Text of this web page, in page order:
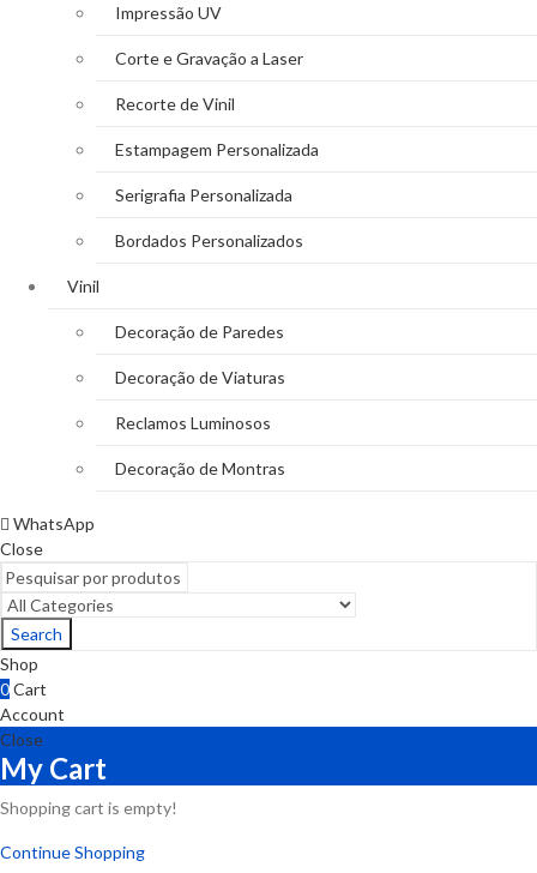
Impressão UV
Corte e Gravação a Laser
Recorte de Vinil
Estampagem Personalizada
Serigrafia Personalizada
Bordados Personalizados
Vinil
Decoração de Paredes
Decoração de Viaturas
Reclamos Luminosos
Decoração de Montras
WhatsApp
Close
Search
Shop
0Cart
Account
Close
My Cart
Shopping cart is empty!
Continue Shopping